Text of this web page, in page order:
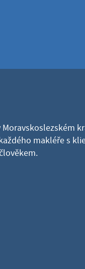
každého makléře s